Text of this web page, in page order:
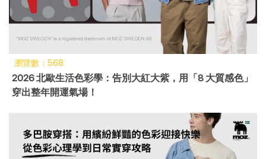
瀏覽數：568
2026 北歐生活色彩學：告別大紅大紫，用「8 大質感色」
穿出整年開運氣場！